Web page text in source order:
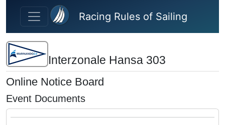
Skip to main content
Racing Rules of Sailing
Interzonale Hansa 303
Online Notice Board
Event Documents